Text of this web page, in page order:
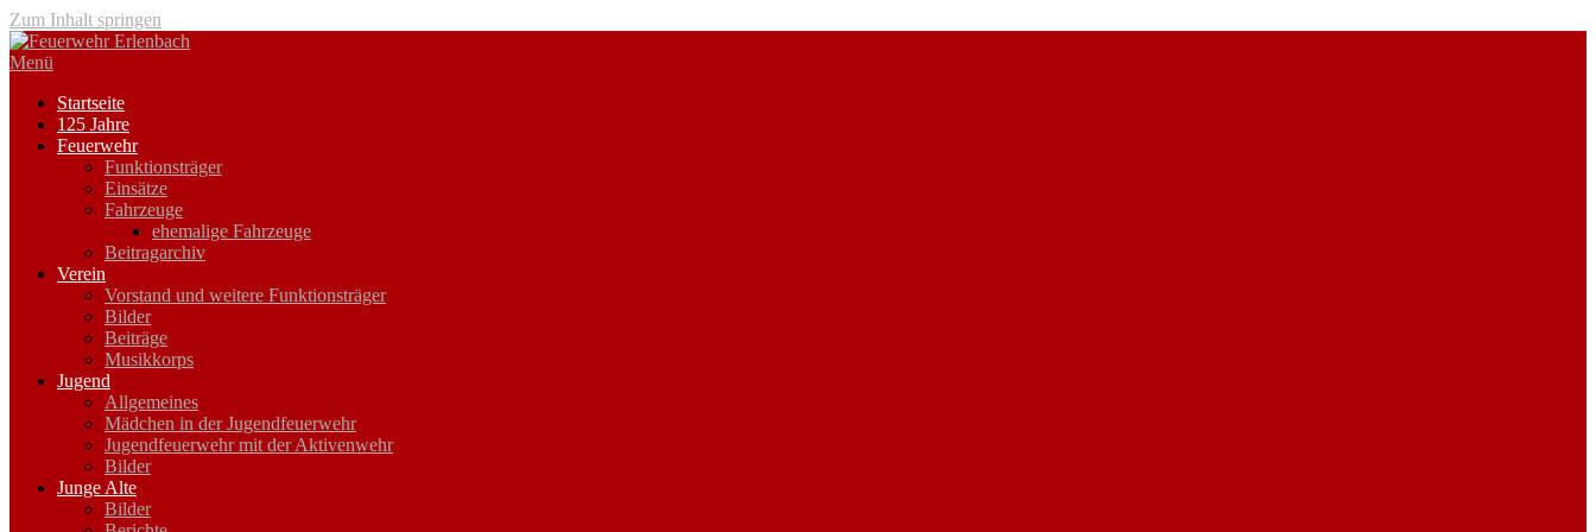
Zum Inhalt springen
Menü
Startseite
125 Jahre
Feuerwehr
Funktionsträger
Einsätze
Fahrzeuge
ehemalige Fahrzeuge
Beitragarchiv
Verein
Vorstand und weitere Funktionsträger
Bilder
Beiträge
Musikkorps
Jugend
Allgemeines
Mädchen in der Jugendfeuerwehr
Jugendfeuerwehr mit der Aktivenwehr
Bilder
Junge Alte
Bilder